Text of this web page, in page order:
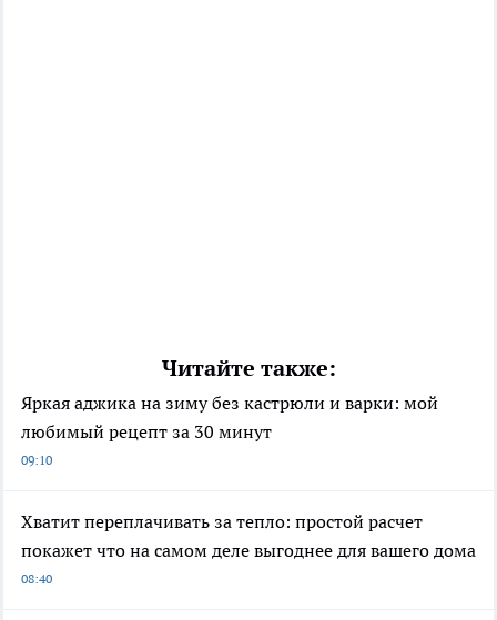
Читайте также:
Яркая аджика на зиму без кастрюли и варки: мой
любимый рецепт за 30 минут
09:10
Хватит переплачивать за тепло: простой расчет
покажет что на самом деле выгоднее для вашего дома
08:40